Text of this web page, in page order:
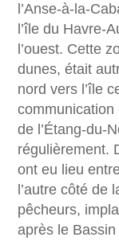
l’Anse-à-la-
l’île du Havre-
l’ouest. Cette
dunes, était
nord vers l’île
de l’Étang-du-
régulièrement.
ont eu lieu
l’autre côté de
pêcheurs,
après le